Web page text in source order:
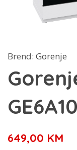
Brend: Gorenje
649,00 KM